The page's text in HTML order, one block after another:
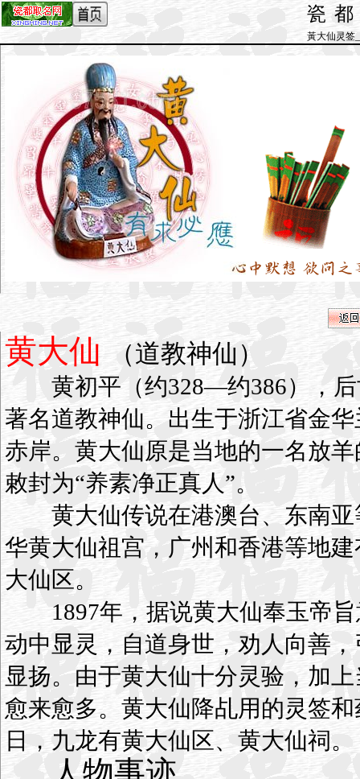
瓷
黃大仙灵签
黄大仙 （道教神仙）
黄初平（约328—约386），后
著名道教神仙。出生于浙江省金
赤岸。黄大仙原是当地的一名放
敕封为“养素净正真人”。
黄大仙传说在港澳台、东南亚
华黄大仙祖宫，广州和香港等地
大仙区。
1897年，据说黄大仙奉玉帝旨
动中显灵，自道身世，劝人向善
显扬。由于黄大仙十分灵验，加
愈来愈多。黄大仙降乩用的灵签
日，九龙有黄大仙区、黄大仙祠。